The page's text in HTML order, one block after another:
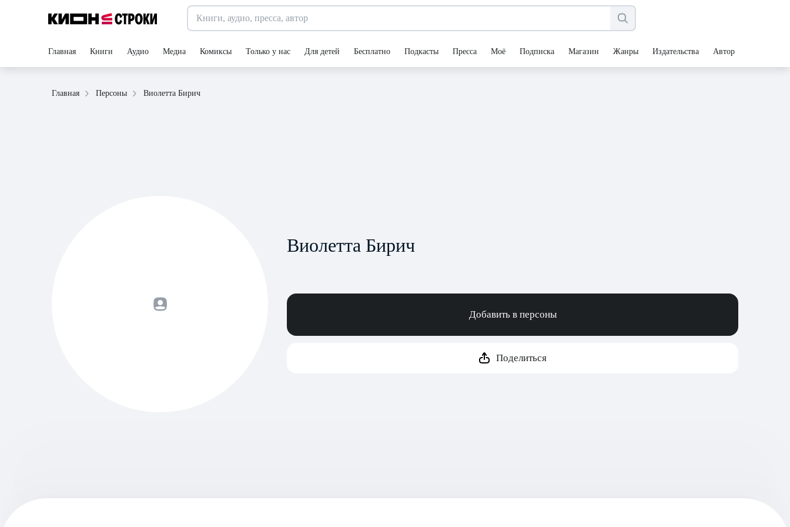
Главная Книги Аудио Медиа Комиксы Только у нас Для детей Бесплатно Подкасты Пресса Моё Подписка Магазин Жанры Издательства Авторы
Главная Персоны Виолетта Бирич
Виолетта Бирич
Добавить в персоны
Поделиться